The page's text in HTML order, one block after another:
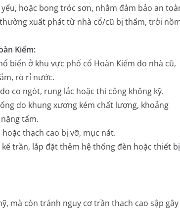
hoặc bong tróc sơn, nhằm đảm bảo an
xuất phát từ nhà cổ/cũ bị thấm, trời
Kiếm:
biến ở khu vực phố cổ Hoàn Kiếm do nhà cũ,
rò rỉ nước.
co ngót, rung lắc hoặc thi công không kỹ.
do khung xương kém chất lượng, khoảng
tấm.
thạch cao bị vỡ, mục nát.
trần, lắp đặt thêm hệ thống đèn hoặc thiết bị
mà còn tránh nguy cơ trần thạch cao sập gây